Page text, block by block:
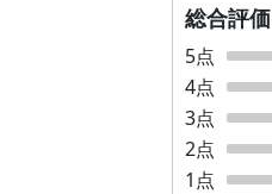
総合評価
5点
4点
3点
2点
1 点